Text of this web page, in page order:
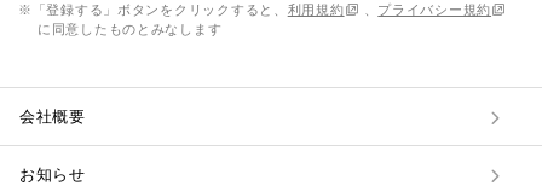
※「登録する」ボタンをクリックすると、 利用規約
プライバシー規約
に同意したものとみなします
会社概要
お知らせ